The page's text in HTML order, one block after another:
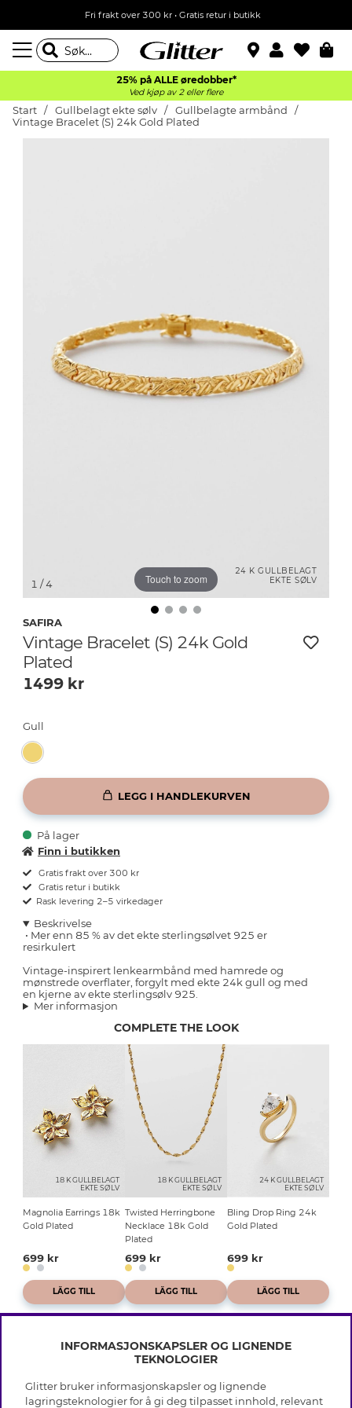
Fri frakt over 300 kr • Gratis retur i butikk
25% på ALLE øredobber*
Ved kjøp av 2 eller flere
Start Gullbelagt ekte sølv
Gullbelagte armbånd
Vintage Bracelet (S) 24k Gold Plated
24 K GULLBELAGT
EKTE SØLV
Touch to zoom
1 / 4
SAFIRA
Vintage Bracelet (S) 24k Gold
Plated
1499 kr
Gull
LEGG I HANDLEKURVEN
På lager
Finn i butikken
Gratis frakt over 300 kr
Gratis retur i butikk
Rask levering 2–5 virkedager
Beskrivelse
• Mer enn 85 % av det ekte sterlingsølvet 925 er
resirkulert
Vintage-inspirert lenkearmbånd med hamrede og
mønstrede overflater, forgylt med ekte 24k gull og med
en kjerne av ekte sterlingsølv 925.
Mer informasjon
COMPLETE THE LOOK
18 K GULLBELAGT
EKTE SØLV
Magnolia Earrings 18k
Gold Plated
699 kr
LÄGG TILL
18 K GULLBELAGT
EKTE SØLV
Twisted Herringbone
Necklace 18k Gold
Plated
699 kr
LÄGG TILL
24 K GULLBELAGT
EKTE SØLV
Bling Drop Ring 24k
Gold Plated
699 kr
LÄGG TILL
INFO
INFORMASJONSKAPSLER OG LIGNENDE
TEKNOLOGIER
Glitter bruker informasjonskapsler og lignende
lagringsteknologier for å gi deg tilpasset innhold, relevant